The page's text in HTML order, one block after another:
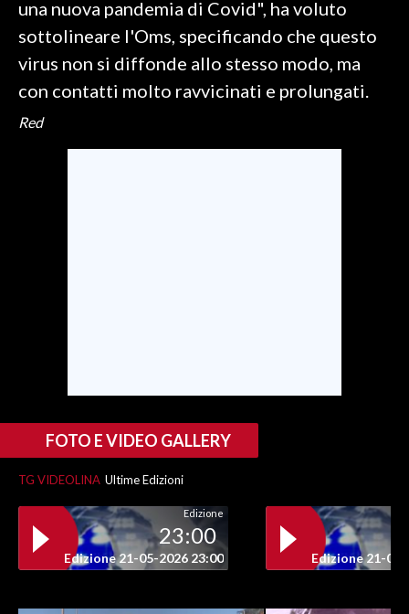
3 MINUTI CON
INSULARITÀ
INFO AZIENDE
una nuova pandemia di Covid", ha voluto
sottolineare l'Oms, specificando che questo
virus non si diffonde allo stesso modo, ma
con contatti molto ravvicinati e prolungati.
Red
FOTO E VIDEO GALLERY
TG VIDEOLINA Ultime Edizioni
Edizione
23:00
Edizione 21-05-2026 23:00 Edizione 21-05-